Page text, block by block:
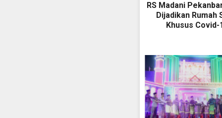
RS Madani
Dijadikan Rumah
Khusus Covid-